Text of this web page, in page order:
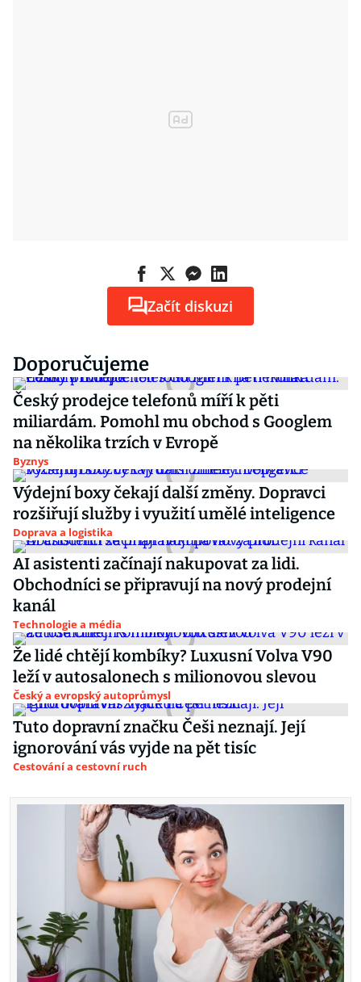
Začít diskuzi
Doporučujeme
Český prodejce telefonů míří k pěti
miliardám. Pomohl mu obchod s Googlem
na několika trzích v Evropě
Byznys
Výdejní boxy čekají další změny. Dopravci
rozšiřují služby i využití umělé inteligence
Doprava a logistika
AI asistenti začínají nakupovat za lidi.
Obchodníci se připravují na nový prodejní
kanál
Technologie a média
Že lidé chtějí kombíky? Luxusní Volva V90
leží v autosalonech s milionovou slevou
Český a evropský autoprůmysl
Tuto dopravní značku Češi neznají. Její
ignorování vás vyjde na pět tisíc
Cestování a cestovní ruch